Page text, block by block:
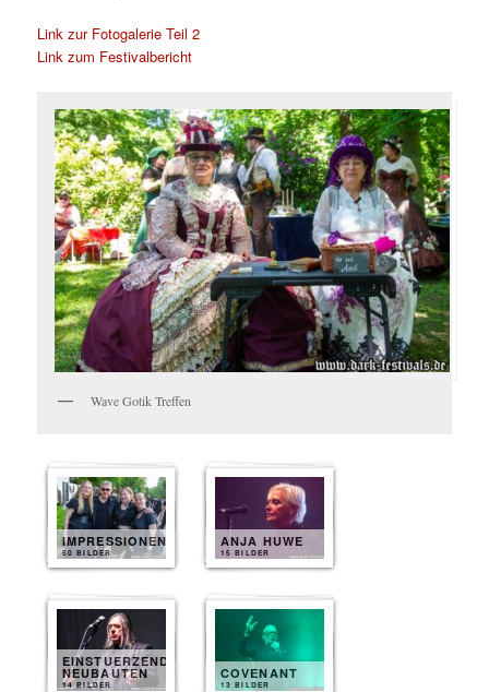
Link zur Fotogalerie Teil 2
Link zum Festivalbericht
Wave Gotik Treffen
IMPRESSIONEN
50 BILDER
ANJA HUWE
15 BILDER
EINSTUERZENDE
NEUBAUTEN
14 BILDER
COVENANT
13 BILDER